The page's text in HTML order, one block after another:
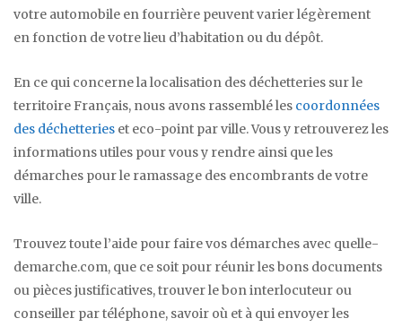
votre automobile en fourrière peuvent varier légèrement
en fonction de votre lieu d’habitation ou du dépôt.
En ce qui concerne la localisation des déchetteries sur le
territoire Français, nous avons rassemblé les coordonnées
des déchetteries et eco-point par ville. Vous y retrouverez les
informations utiles pour vous y rendre ainsi que les
démarches pour le ramassage des encombrants de votre
ville.
Trouvez toute l’aide pour faire vos démarches avec quelle-
demarche.com, que ce soit pour réunir les bons documents
ou pièces justificatives, trouver le bon interlocuteur ou
conseiller par téléphone, savoir où et à qui envoyer les